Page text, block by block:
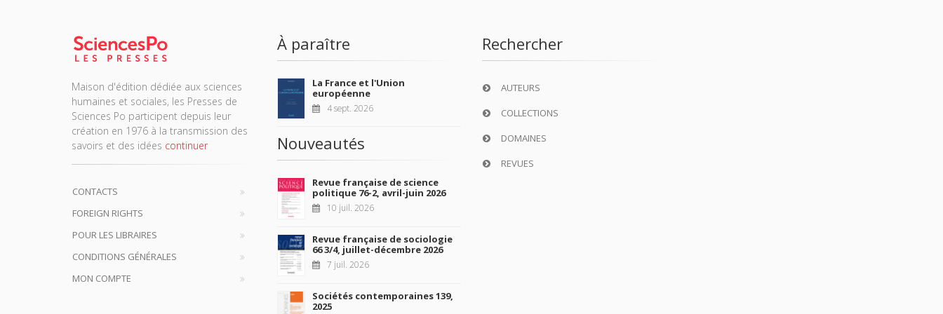
Maison d'édition dédiée aux sciences
humaines et sociales, les Presses de
Sciences Po participent depuis leur
création en 1976 à la transmission des
savoirs et des idées continuer
CONTACTS
FOREIGN RIGHTS
POUR LES LIBRAIRES
CONDITIONS GÉNÉRALES
MON COMPTE
À paraître
La France et l'Union
européenne
4 sept. 2026
Nouveautés
Revue française de science
politique 76-2, avril-juin 2026
10 juil. 2026
Revue française de sociologie
66 3/4, juillet-décembre 2026
7 juil. 2026
Sociétés contemporaines 139,
2025
Rechercher
AUTEURS
COLLECTIONS
DOMAINES
REVUES